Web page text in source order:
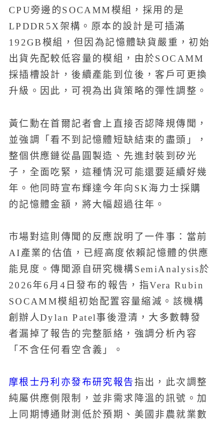
CPU旁邊的SOCAMM模組，採用的是
LPDDR5X架構。原本的設計是可插滿
192GB模組，但因為記憶體缺貨嚴重，初始
出貨先配較低容量的模組，由於SOCAMM
採插槽設計，後續產能到位後，客戶可更換
升級。因此，可視為出貨策略的彈性調整。
黃仁勳在首爾記者會上直接否認降規傳聞，
並強調「看不到記憶體短缺結束的盡頭」，
整個供應鏈從晶圓製造、先進封裝到矽光
子，全面吃緊，這種情況可能還要延續好幾
年。他同時宣布輝達今年向SK海力士採購
的記憶體金額，將大幅超過往年。
市場對這則傳聞的反應說明了一件事：當前
AI產業的估值，已經高度依賴記憶體的供應
能見度。傳聞源自研究機構SemiAnalysis於
2026年6月4日發布的報告，指Vera Rubin
SOCAMM模組初始配置容量縮減。該機構
創辦人Dylan Patel事後澄清，大多數轉發
者漏掉了報告的完整脈絡，強調分析內容
「不含任何看空含義」。
摩根士丹利亦發布研究報告指出，此次調整
純屬供應側限制，並非需求降溫的訊號。加
上同期博通財測低於預期、美國非農就業數